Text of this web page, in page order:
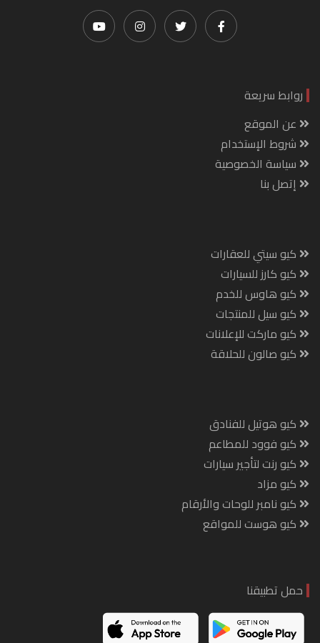
روابط سريعة
عن الموقع
شروط الإستخدام
سياسة الخصوصية
إتصل بنا
كيو سيتي للعقارات
كيو كارز للسيارات
كيو هاوس للخدم
كيو سيل للمنتجات
كيو ماركت للإعلانات
كيو صالون للحلاقة
كيو هوتيل للفنادق
كيو فوود للمطاعم
كيو رنت لتأجير سيارات
كيو مزاد
كيو نامبر للوحات والأرقام
كيو هوست للمواقع
حمل تطبيقنا